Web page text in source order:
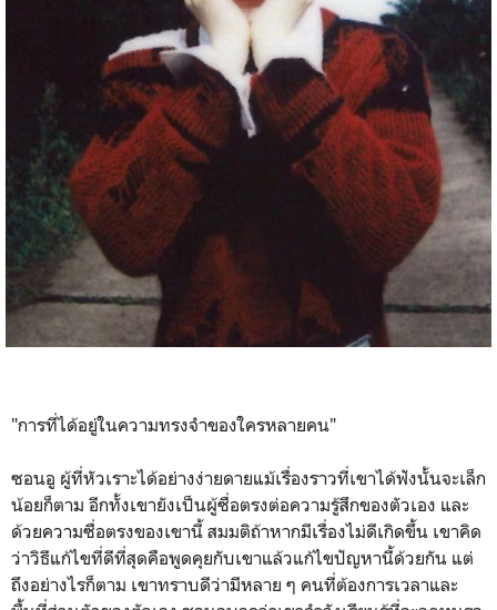
"การที่ได้อยู่ในความทรงจำของใครหลายคน"
ซอนอู ผู้ที่หัวเราะได้อย่างง่ายดายแม้เรื่องราวที่เขาได้ฟังนั้นจะเล็ก
น้อยก็ตาม อีกทั้งเขายังเป็นผู้ซื่อตรงต่อความรู้สึกของตัวเอง และ
ด้วยความซื่อตรงของเขานี้ สมมติถ้าหากมีเรื่องไม่ดีเกิดขึ้น เขาคิด
ว่าวิธีแก้ไขที่ดีที่สุดคือพูดคุยกับเขาแล้วแก้ไขปัญหา​นี้ด้วยกัน แต่
ถึงอย่างไรก็ตาม เขาทราบดีว่ามีหลาย ๆ คนที่ต้องการเวลาและ